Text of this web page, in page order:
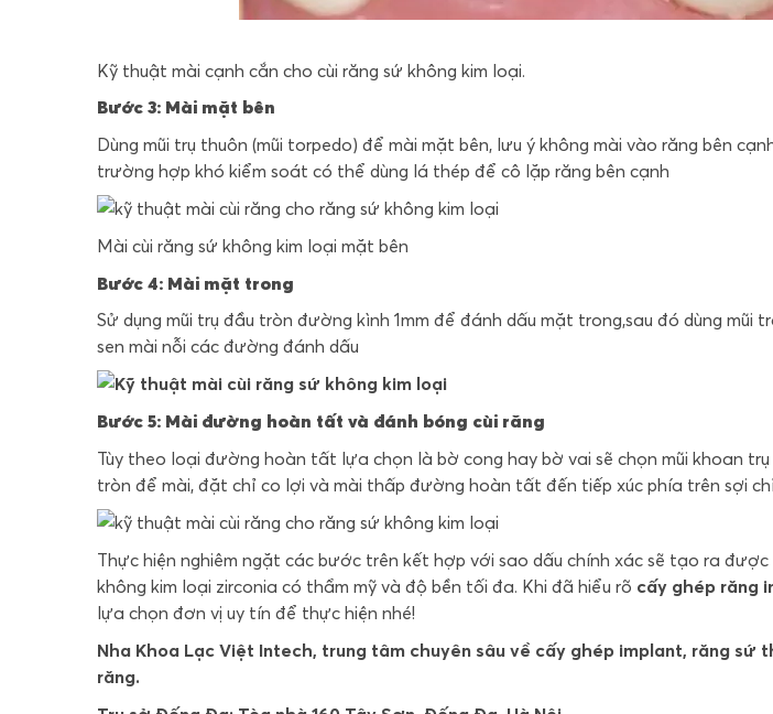
Kỹ thuật mài cạnh cắn cho cùi răng sứ không kim loại.
Bước 3: Mài mặt bên
Dùng mũi trụ thuôn (mũi torpedo) để mài mặt bên, lưu ý không mài vào răng bên
trường hợp khó kiểm soát có thể dùng lá thép để cô lặp răng bên cạnh
Mài cùi răng sứ không kim loại mặt bên
Bước 4: Mài mặt trong
Sử dụng mũi trụ đầu tròn đường kình 1mm để đánh dấu mặt trong,sau đó dùng mũi
sen mài nỗi các đường đánh dấu
Bước 5: Mài đường hoàn tất và đánh bóng cùi răng
Tùy theo loại đường hoàn tất lựa chọn là bờ cong hay bờ vai sẽ chọn mũi khoan
tròn để mài, đặt chỉ co lợi và mài thấp đường hoàn tất đến tiếp xúc phía trên sợi
Thực hiện nghiêm ngặt các bước trên kết hợp với sao dấu chính xác sẽ tạo ra được
không kim loại zirconia có thẩm mỹ và độ bền tối đa. Khi đã hiểu rõ cấy ghép răng
lựa chọn đơn vị uy tín để thực hiện nhé!
Nha Khoa Lạc Việt Intech, trung tâm chuyên sâu về cấy ghép implant, răng sứ
răng.